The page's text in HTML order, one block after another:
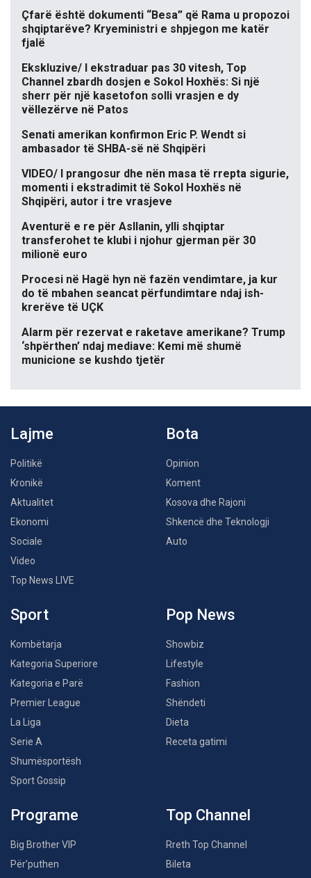
Çfarë është dokumenti “Besa” që Rama u propozoi
shqiptarëve? Kryeministri e shpjegon me katër
fjalë
Ekskluzive/ I ekstraduar pas 30 vitesh, Top
Channel zbardh dosjen e Sokol Hoxhës: Si një
sherr për një kasetofon solli vrasjen e dy
vëllezërve në Patos
Senati amerikan konfirmon Eric P. Wendt si
ambasador të SHBA-së në Shqipëri
VIDEO/ I prangosur dhe nën masa të rrepta sigurie,
momenti i ekstradimit të Sokol Hoxhës në
Shqipëri, autor i tre vrasjeve
Aventurë e re për Asllanin, ylli shqiptar
transferohet te klubi i njohur gjerman për 30
milionë euro
Procesi në Hagë hyn në fazën vendimtare, ja kur
do të mbahen seancat përfundimtare ndaj ish-
krerëve të UÇK
Alarm për rezervat e raketave amerikane? Trump
‘shpërthen’ ndaj mediave: Kemi më shumë
municione se kushdo tjetër
Lajme
Politikë
Kronikë
Aktualitet
Ekonomi
Sociale
Video
Top News LIVE
Bota
Opinion
Koment
Kosova dhe Rajoni
Shkencë dhe Teknologji
Auto
Sport
Kombëtarja
Kategoria Superiore
Kategoria e Parë
Premier League
La Liga
Serie A
Shumësportësh
Sport Gossip
Pop News
Showbiz
Lifestyle
Fashion
Shëndeti
Dieta
Receta gatimi
Programe
Big Brother VIP
Për’puthen
Top Channel
Rreth Top Channel
Bileta